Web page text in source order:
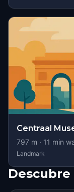
Centraal
797 m · 11 min
Landmark